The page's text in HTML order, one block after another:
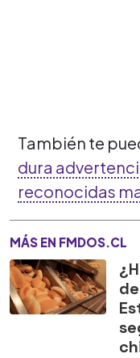
También te
dura
reconocidas
MÁS EN FMDOS.CL